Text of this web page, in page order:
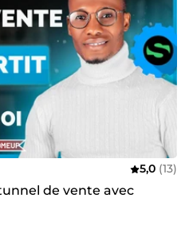
5,0 (13)
de vente avec